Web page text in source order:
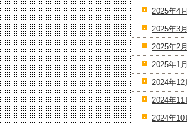
2025年4月
2025年3月
2025年2月
2025年1月
2024年12
2024年11
2024年10